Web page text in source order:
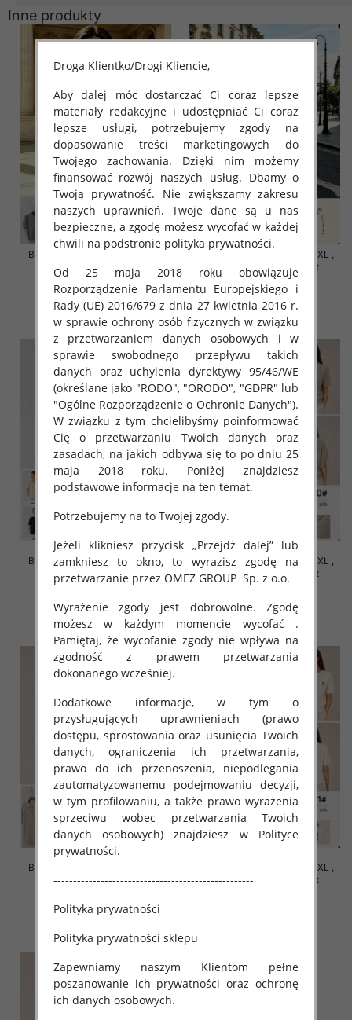
Inne produkty
Bluzki damskie Roz S/M-L/XL ,
Mix Kolor Paczka 10 szt
42.00 zł
szczegóły
Bluzki damskie Roz S/M-L/XL ,
Mix Kolor Paczka 10 szt
42.00 zł
szczegóły
Bluzki damskie Roz S/M-L/XL ,
Mix Kolor Paczka 10 szt
szczegóły
Bluzki damskie Roz S/M-L/XL ,
Mix Kolor Paczka 10 szt
szczegóły
Bluzki damskie Roz S/M-L/XL ,
Mix Kolor Paczka 10 szt
42.00 zł
Bluzki damskie Roz S/M-L/XL ,
Mix Kolor Paczka 10 szt
Droga Klientko/Drogi Kliencie,
Aby dalej móc dostarczać Ci coraz lepsze
materiały redakcyjne i udostępniać Ci coraz
lepsze usługi, potrzebujemy zgody na
dopasowanie treści marketingowych do
Twojego zachowania. Dzięki nim możemy
finansować rozwój naszych usług. Dbamy o
Twoją prywatność. Nie zwiększamy zakresu
naszych uprawnień. Twoje dane są u nas
bezpieczne, a zgodę możesz wycofać w każdej
chwili na podstronie polityka prywatności.
Od 25 maja 2018 roku obowiązuje
Rozporządzenie Parlamentu Europejskiego i
Rady (UE) 2016/679 z dnia 27 kwietnia 2016 r.
w sprawie ochrony osób fizycznych w związku
z przetwarzaniem danych osobowych i w
sprawie swobodnego przepływu takich
danych oraz uchylenia dyrektywy 95/46/WE
(określane jako "RODO", "ORODO", "GDPR" lub
"Ogólne Rozporządzenie o Ochronie Danych").
W związku z tym chcielibyśmy poinformować
Cię o przetwarzaniu Twoich danych oraz
zasadach, na jakich odbywa się to po dniu 25
maja 2018 roku. Poniżej znajdziesz
podstawowe informacje na ten temat.
Potrzebujemy na to Twojej zgody.
Jeżeli klikniesz przycisk „Przejdź dalej” lub
zamkniesz to okno, to wyrazisz zgodę na
przetwarzanie przez OMEZ GROUP Sp. z o.o.
Wyrażenie zgody jest dobrowolne. Zgodę
możesz w każdym momencie wycofać .
Pamiętaj, że wycofanie zgody nie wpływa na
zgodność z prawem przetwarzania
dokonanego wcześniej.
Dodatkowe informacje, w tym o
przysługujących uprawnieniach (prawo
dostępu, sprostowania oraz usunięcia Twoich
danych, ograniczenia ich przetwarzania,
prawo do ich przenoszenia, niepodlegania
zautomatyzowanemu podejmowaniu decyzji,
w tym profilowaniu, a także prawo wyrażenia
sprzeciwu wobec przetwarzania Twoich
danych osobowych) znajdziesz w Polityce
prywatności.
---------------------------------------------------
Polityka prywatności
Polityka prywatności sklepu
Zapewniamy naszym Klientom pełne
poszanowanie ich prywatności oraz ochronę
ich danych osobowych.